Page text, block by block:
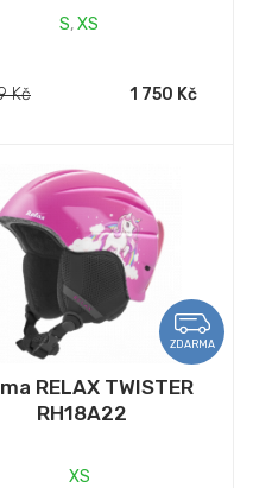
S,XS
Kč 1 750 Kč
ZDARMA
RELAX TWISTER
RH18A22
XS